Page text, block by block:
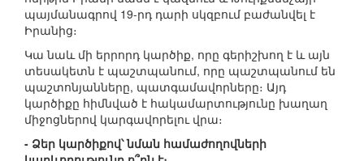
պայմանագրով 19-րդ դարի սկզբում բաժանվել է
Իրանից։
Կա նաև մի երրորդ կարծիք, որը գերիշխող է և այն
տեսակետն է պաշտպանում, որը պաշտպանում են
պաշտոնյանները, պատգամավորները։ Այդ
կարծիքը հիմնված է հակամարտությունը խաղաղ
միջոցներով կարգավորելու վրա։
- Ձեր կարծիքով՝ նման համաժողովների